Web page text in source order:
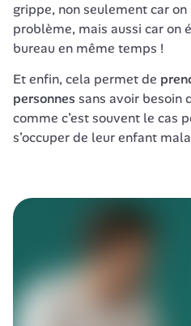
grippe, non seulement car
problème, mais aussi car on
bureau en même temps !
Et enfin, cela permet de
personnes sans avoir besoin
comme c’est souvent le cas
s’occuper de leur enfant